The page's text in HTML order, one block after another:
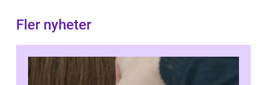
Fler nyheter